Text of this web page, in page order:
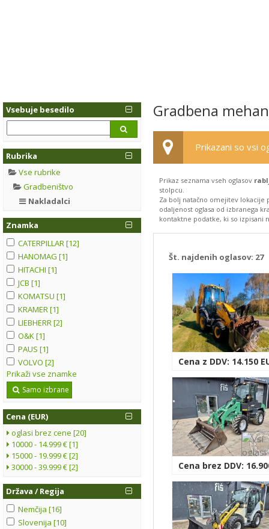
Vsebuje besedilo
Rubrika
Vse rubrike
Gradbeništvo
Nakladalci
Znamka
CATERPILLAR [12]
HANOMAG [1]
HITACHI [1]
JCB [1]
KOMATSU [1]
KRAMER [1]
LIEBHERR [2]
O&K [1]
PAUS [1]
VOLVO [2]
Prikaži vse znamke
Samo izbrane
Cena (EUR)
oglasi brez cene [20]
10000 - 14.999 € [1]
15000 - 19.999 € [2]
30000 - 39.999 € [2]
Država / Regija
Nemčija [16]
Slovenija [10]
Gradbena
Prikazani so vsi
Prikaz seznama vseh oglasov
stolpcu.
Za bolj natačno omejitev lokacije
odaljenost oglasa od izbranega
kontaktne podatke, ki so izpisani
Št. najdenih oglasov: 27
Cena z DDV: 14.150
Cena brez DDV: